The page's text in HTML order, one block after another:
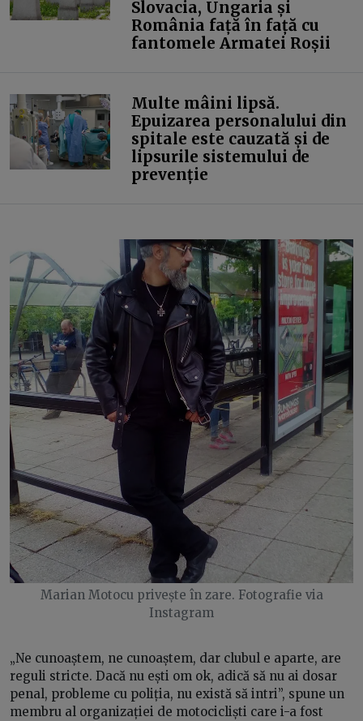
Slovacia, Ungaria și
România față în față cu
fantomele Armatei Roșii
Multe mâini lipsă.
Epuizarea personalului din
spitale este cauzată și de
lipsurile sistemului de
prevenție
Marian Motocu privește în zare. Fotografie via
Instagram
„Ne cunoaștem, ne cunoaștem, dar clubul e aparte, are
reguli stricte. Dacă nu ești om ok, adică să nu ai dosar
penal, probleme cu poliția, nu există să intri”, spune un
membru al organizației de motocicliști care i-a fost